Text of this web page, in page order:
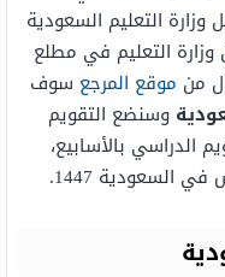
التعليم السعودية
التعليم في مطلع
من موقع المرجع سوف
وسنضع التقويم
الدراسي بالأسابيع،
1447.